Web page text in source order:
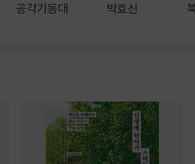
공각기동대 박효신